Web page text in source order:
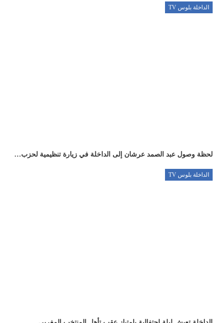
الداخلة بلوس TV
لحظة وصول عبد الصمد عرشان إلى الداخلة في زيارة تنظيمية لحزب…
الداخلة بلوس TV